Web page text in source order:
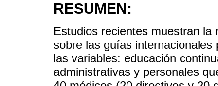
RESUMEN:
Estudios recientes muestran
sobre las guías
las variables: educación
administrativas y personales